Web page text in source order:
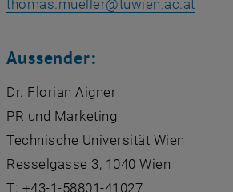
thomas.mueller@tuwien.ac.at
Aussender:
Dr. Florian Aigner
PR und Marketing
Technische Universität Wien
Resselgasse 3, 1040 Wien
T: +43-1-58801-41027